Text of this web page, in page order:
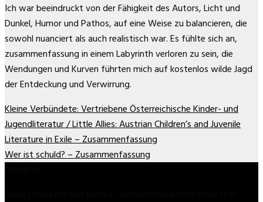
Ich war beeindruckt von der Fähigkeit des Autors, Licht und
Dunkel, Humor und Pathos, auf eine Weise zu balancieren, die
sowohl nuanciert als auch realistisch war. Es fühlte sich an,
zusammenfassung in einem Labyrinth verloren zu sein, die
Wendungen und Kurven führten mich auf kostenlos wilde Jagd
der Entdeckung und Verwirrung.
Kleine Verbündete: Vertriebene Österreichische Kinder- und
Jugendliteratur / Little Allies: Austrian Children’s and Juvenile
Literature in Exile – Zusammenfassung
Wer ist schuld? – Zusammenfassung